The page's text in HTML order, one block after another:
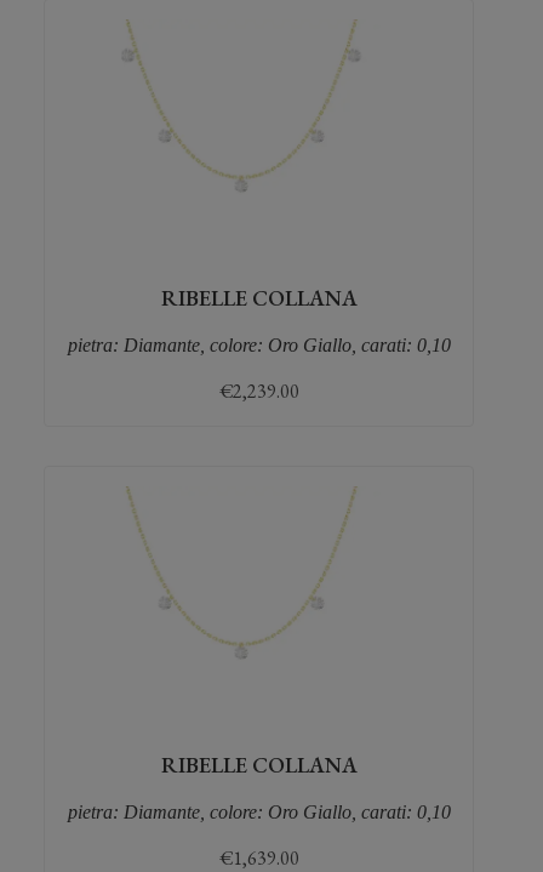
RIBELLE COLLANA
pietra: Diamante, colore: Oro Giallo, carati: 0,10
€2,239.00
RIBELLE COLLANA
pietra: Diamante, colore: Oro Giallo, carati: 0,10
€1,639.00